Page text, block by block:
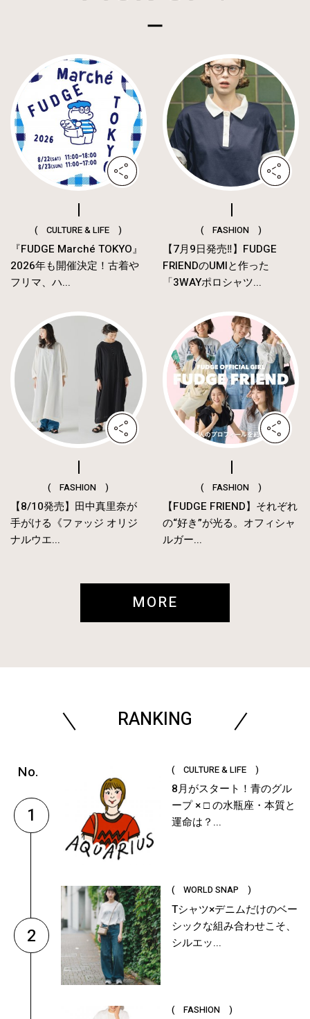
( CULTURE & LIFE )
『FUDGE Marché TOKYO』
2026年も開催決定！古着や
フリマ、ハ...
( FASHION )
【7月9日発売‼︎】FUDGE
FRIENDのUMIと作った
「3WAYポロシャツ...
( FASHION )
【8/10発売】田中真里奈が
手がける《ファッジ オリジ
ナルウエ...
( FASHION )
【FUDGE FRIEND】それぞれ
の“好き”が光る。オフィシャ
ルガー...
MORE
RANKING
1
( CULTURE & LIFE )
8月がスタート！青のグル
ープ × □ の水瓶座・本質と
運命は？...
2
( WORLD SNAP )
Tシャツ×デニムだけのベー
シックな組み合わせこそ、
シルエッ...
( FASHION )